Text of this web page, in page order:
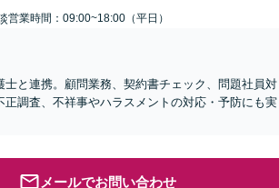
営業時間：09:00~18:00（平日）
と連携。顧問業務、契約書チェック、問題社員対
調査、不祥事やハラスメントの対応・予防にも実
メールでお問い合わせ